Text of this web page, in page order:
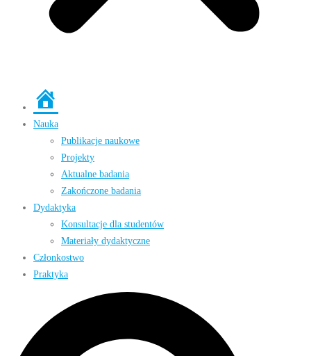
główna
Nauka
Publikacje naukowe
Projekty
Aktualne badania
Zakończone badania
Dydaktyka
Konsultacje dla studentów
Materiały dydaktyczne
Członkostwo
Praktyka